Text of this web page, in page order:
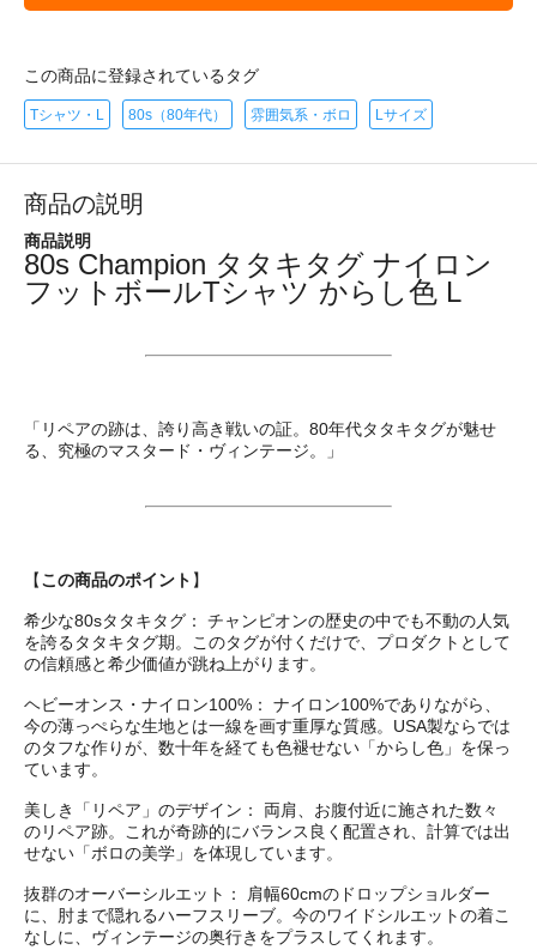
この商品に登録されているタグ
Tシャツ・L 80s（80年代） 雰囲気系・ボロ Lサイズ
商品の説明
商品説明
80s Champion タタキタグ ナイロン
フットボールTシャツ からし色 L
「リペアの跡は、誇り高き戦いの証。80年代タタキタグが魅せ
る、究極のマスタード・ヴィンテージ。」
【この商品のポイント 】
希少な80sタタキタグ： チャンピオンの歴史の中でも不動の人気
を誇るタタキタグ期。このタグが付くだけで、プロダクトとして
の信頼感と希少価値が跳ね上がります。
ヘビーオンス・ナイロン100%： ナイロン100%でありながら、
今の薄っぺらな生地とは一線を画す重厚な質感。USA製ならでは
のタフな作りが、数十年を経ても色褪せない「からし色」を保っ
ています。
美しき「リペア」のデザイン： 両肩、お腹付近に施された数々
のリペア跡。これが奇跡的にバランス良く配置され、計算では出
せない「ボロの美学」を体現しています。
抜群のオーバーシルエット： 肩幅60cmのドロップショルダー
に、肘まで隠れるハーフスリーブ。今のワイドシルエットの着こ
なしに、ヴィンテージの奥行きをプラスしてくれます。